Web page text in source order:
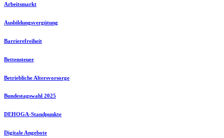
Arbeitsmarkt
Ausbildungsvergütung
Barrierefreiheit
Bettensteuer
Betriebliche Altersvorsorge
Bundestagswahl 2025
DEHOGA-Standpunkte
Digitale Angebote